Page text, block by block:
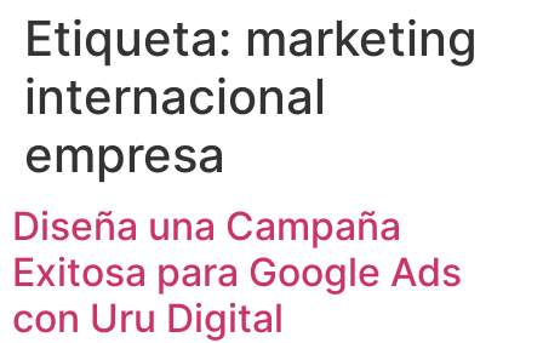
Etiqueta: marketing
internacional
empresa
Diseña una Campaña
Exitosa para Google Ads
con Uru Digital